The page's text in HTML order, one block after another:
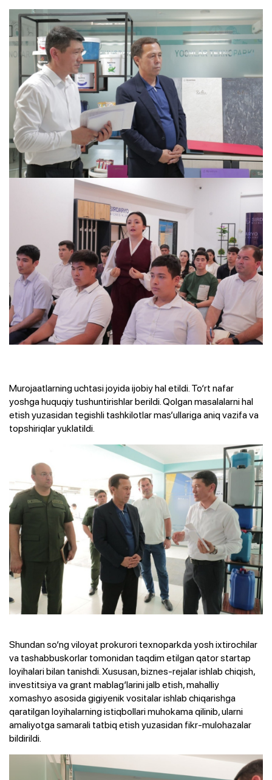
Murojaatlarning uchtasi joyida ijobiy hal etildi. To‘rt nafar
yoshga huquqiy tushuntirishlar berildi. Qolgan masalalarni hal
etish yuzasidan tegishli tashkilotlar mas’ullariga aniq vazifa va
topshiriqlar yuklatildi.
Shundan so‘ng viloyat prokurori texnoparkda yosh ixtirochilar
va tashabbuskorlar tomonidan taqdim etilgan qator startap
loyihalari bilan tanishdi. Xususan, biznes-rejalar ishlab chiqish,
investitsiya va grant mablag‘larini jalb etish, mahalliy
xomashyo asosida gigiyenik vositalar ishlab chiqarishga
qaratilgan loyihalarning istiqbollari muhokama qilinib, ularni
amaliyotga samarali tatbiq etish yuzasidan fikr-mulohazalar
bildirildi.